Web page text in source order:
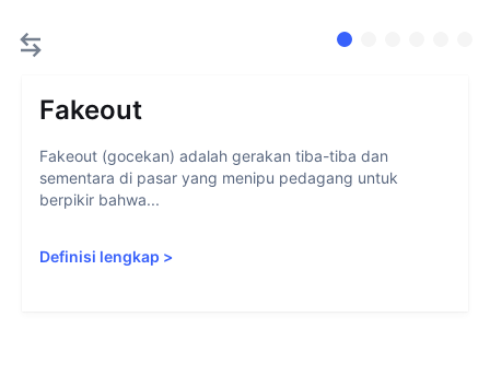
Fakeout
Fakeout (gocekan) adalah gerakan tiba-tiba dan
sementara di pasar yang menipu pedagang untuk
berpikir bahwa...
Definisi lengkap >